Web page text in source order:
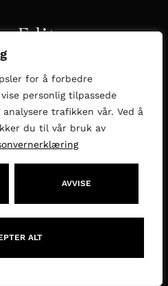
for å forbedre
personlig tilpassede
trafikken vår. Ved å
du til vår bruk av
AVVISE
ALT
Edits